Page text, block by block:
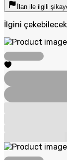
İlan ile ilgili
İlgini